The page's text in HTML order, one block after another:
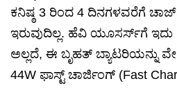
ಕನಿಷ್ಠ 3 ರಿಂದ 4 ದಿನಗಳವರೆಗೆ
ಇರುವುದಿಲ್ಲ. ಹೆವಿ ಯೂಸರ್ಸ್‌ಗೆ ಇದು
ಅಲ್ಲದೆ, ಈ ಬೃಹತ್ ಬ್ಯಾಟರಿಯನ್ನು
44W ಫಾಸ್ಟ್ ಚಾರ್ಜಿಂಗ್ (Fast